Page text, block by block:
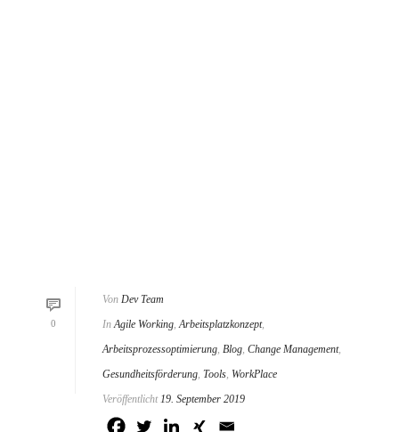
0
Von Dev Team
In Agile Working,Arbeitsplatzkonzept,
Arbeitsprozessoptimierung, Blog, Change Management,
Gesundheitsförderung, Tools, WorkPlace
Veröffentlicht 19. September 2019